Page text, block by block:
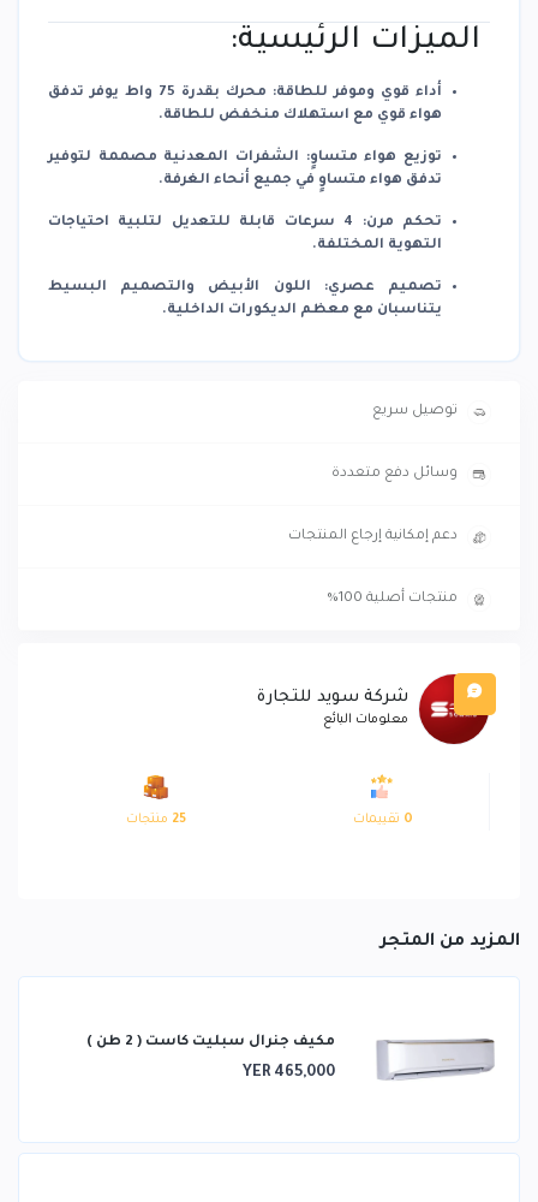
الميزات الرئيسية:
أداء قوي وموفر للطاقة:
محرك بقدرة 75 واط يوفر تدفق
هواء قوي مع استهلاك منخفض للطاقة.
توزيع هواء متساوٍ: الشفرات المعدنية مصممة لتوفير
تدفق هواء متساوٍ في جميع أنحاء الغرفة.
تحكم مرن:
4 سرعات قابلة للتعديل لتلبية احتياجات
التهوية المختلفة.
تصميم عصري: اللون الأبيض والتصميم البسيط
يتناسبان مع معظم الديكورات الداخلية.
توصيل سريع
وسائل دفع متعددة
دعم إمكانية إرجاع المنتجات
منتجات أصلية 100%
شركة سويد للتجارة
معلومات البائع
0 تقييمات 25 منتجات
المزيد من المتجر
مكيف جنرال سبليت كاست ( 2 طن )
YER 465,000